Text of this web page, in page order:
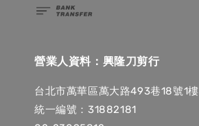
營業人資料：興隆刀剪行
台北市萬華區萬大路493巷18號1樓
統一編號：31882181